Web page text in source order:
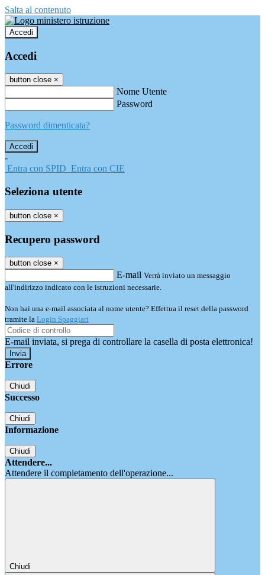
Salta al contenuto
Accedi
Accedi
button close ×
Nome Utente
Password
Password dimenticata?
-
Entra con SPID Entra con CIE
Seleziona utente
button close ×
Recupero password
button close ×
E-mail Verrà inviato un messaggio
all'indirizzo indicato con le istruzioni necessarie.
Non hai una e-mail associata al nome utente? Effettua il reset della password
tramite la Login Spaggiari
E-mail inviata, si prega di controllare la casella di posta elettronica!
Errore
Chiudi
Successo
Chiudi
Informazione
Chiudi
Attendere...
Attendere il completamento dell'operazione...
Chiudi